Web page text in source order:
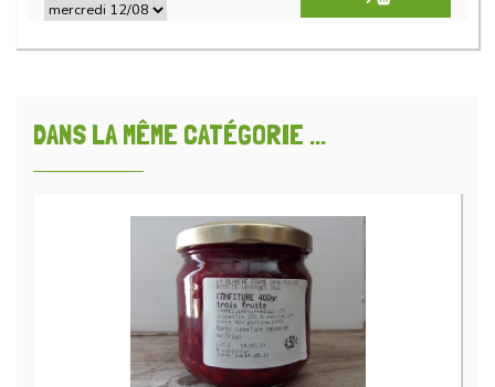
DANS LA MÊME CATÉGORIE ...